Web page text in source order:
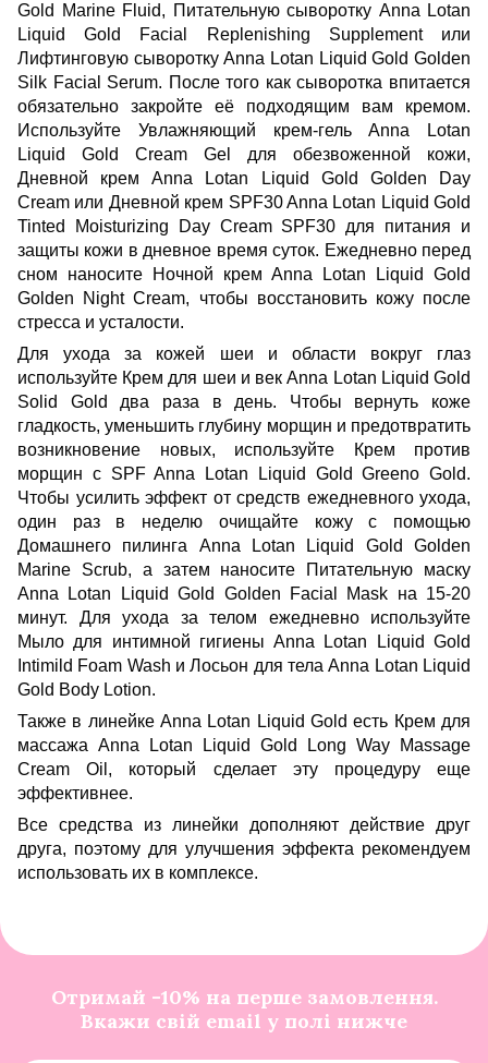
Gold Marine Fluid,
Питательную сыворотку Anna Lotan
Liquid Gold Facial Replenishing Supplementили
Лифтинговую сыворотку Anna Lotan Liquid Gold Golden
Silk Facial Serum. После того как сыворотка впитается
обязательно закройте её подходящим вам кремом.
Используйте Увлажняющий крем-гель Anna Lotan
Liquid Gold Cream Gel
для обезвоженной кожи,
Дневной крем Anna Lotan Liquid Gold Golden Day
Cream или Дневной крем SPF30 Anna Lotan Liquid Gold
Tinted Moisturizing Day Cream SPF30 для питания и
защиты кожи в дневное время суток. Ежедневно перед
сном наносите
Ночной крем Anna Lotan Liquid Gold
Golden Night Cream, чтобы восстановить кожу после
стресса и усталости.
Для ухода за кожей шеи и области вокруг глаз
используйте Крем для шеи и век Anna Lotan Liquid Gold
Solid Gold два раза в день. Чтобы вернуть коже
гладкость, уменьшить глубину морщин и предотвратить
возникновение новых, используйте
Крем против
морщин с SPF Anna Lotan Liquid Gold Greeno Gold.
Чтобы усилить эффект от средств ежедневного ухода,
один раз в неделю очищайте кожу с помощью
Домашнего пилинга Anna Lotan Liquid Gold Golden
Marine Scrub, а затем наносите
Питательную маску
Anna Lotan Liquid Gold Golden Facial Mask на 15-20
минут. Для ухода за телом ежедневно используйте
Мыло для интимной гигиены Anna Lotan Liquid Gold
Intimild Foam Wash и Лосьон для тела Anna Lotan Liquid
Gold Body Lotion.
Также в линейке Anna Lotan Liquid Gold есть Крем для
массажа Anna Lotan Liquid Gold Long Way Massage
Cream Oil , который сделает эту процедуру еще
эффективнее.
Все средства из линейки дополняют действие друг
друга, поэтому для улучшения эффекта рекомендуем
использовать их в комплексе.
Отримай -10% на перше замовлення.
Вкажи свій email у полі нижче